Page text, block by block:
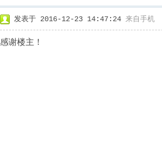
发表于 2016-12-23 14:47:24 来自手机
感谢楼主！